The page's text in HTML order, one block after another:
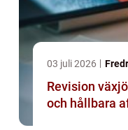
03 juli 2026
Revision
och hållbara